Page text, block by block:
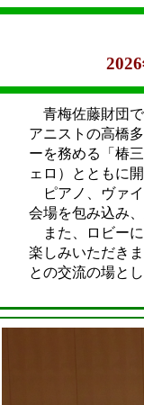
青梅佐藤財団で
アニストの高橋
ーを務める「椿
ェロ）とともに
ピアノ、ヴァイ
会場を包み込み
また、ロビーに
楽しみいただき
との交流の場と